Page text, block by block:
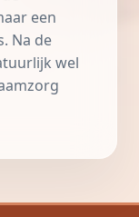
een
Na de
wel